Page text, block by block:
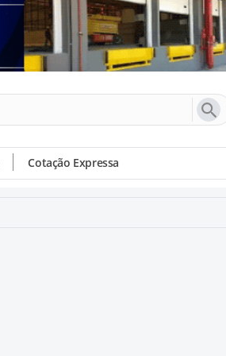
Cotação Expressa